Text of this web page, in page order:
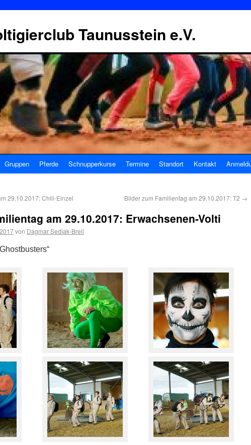
Taunusstein e.V.
Gruppen Pferde Schnupperkurse Termine Standort Kontakt
29.10.2017: Chili-Einzel Bilder zum Familientag am 29.10.2017: T2 →
am 29.10.2017: Erwachsenen-Volti
von Dagmar Sedlak-Breil